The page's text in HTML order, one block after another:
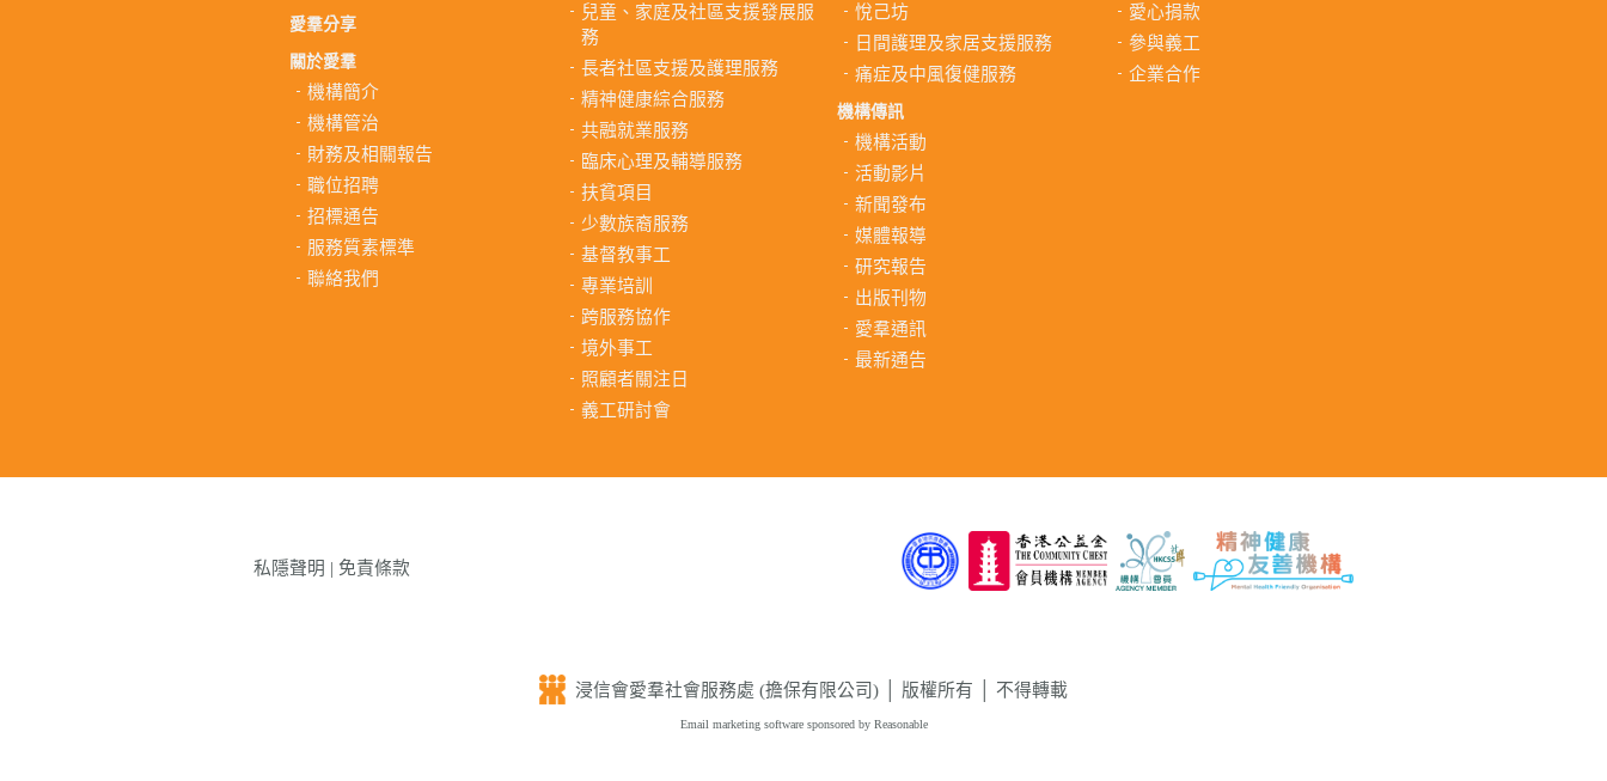
愛羣分享
關於愛羣
機構簡介
機構管治
財務及相關報告
職位招聘
招標通告
服務質素標準
聯絡我們
兒童、家庭及社區支援發展服
務
長者社區支援及護理服務
精神健康綜合服務
共融就業服務
臨床心理及輔導服務
扶貧項目
少數族裔服務
基督教事工
專業培訓
跨服務協作
境外事工
照顧者關注日
義工研討會
悅己坊
日間護理及家居支援服務
痛症及中風復健服務
機構傳訊
機構活動
活動影片
新聞發布
媒體報導
研究報告
出版刊物
愛羣通訊
最新通告
愛心捐款
參與義工
企業合作
私隱聲明 | 免責條款
浸信會愛羣社會服務處 (擔保有限公司) │ 版權所有 │ 不得轉載
Email marketing software sponsored by Reasonable